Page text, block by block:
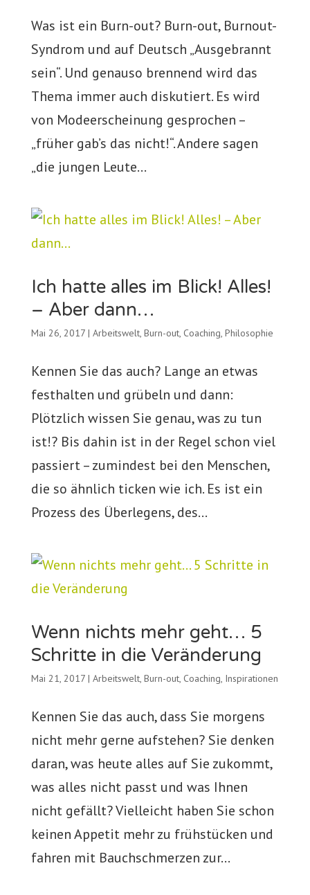
Was ist ein Burn-out? Burn-out, Burnout-
Syndrom und auf Deutsch „Ausgebrannt
sein“. Und genauso brennend wird das
Thema immer auch diskutiert. Es wird
von Modeerscheinung gesprochen –
„früher gab’s das nicht!“. Andere sagen
„die jungen Leute...
Ich hatte alles im Blick! Alles!
– Aber dann…
Mai 26, 2017| Arbeitswelt, Burn-out, Coaching, Philosophie
Kennen Sie das auch? Lange an etwas
festhalten und grübeln und dann:
Plötzlich wissen Sie genau, was zu tun
ist!? Bis dahin ist in der Regel schon viel
passiert – zumindest bei den Menschen,
die so ähnlich ticken wie ich. Es ist ein
Prozess des Überlegens, des...
Wenn nichts mehr geht… 5
Schritte in die Veränderung
Mai 21, 2017| Arbeitswelt, Burn-out, Coaching, Inspirationen
Kennen Sie das auch, dass Sie morgens
nicht mehr gerne aufstehen? Sie denken
daran, was heute alles auf Sie zukommt,
was alles nicht passt und was Ihnen
nicht gefällt? Vielleicht haben Sie schon
keinen Appetit mehr zu frühstücken und
fahren mit Bauchschmerzen zur...